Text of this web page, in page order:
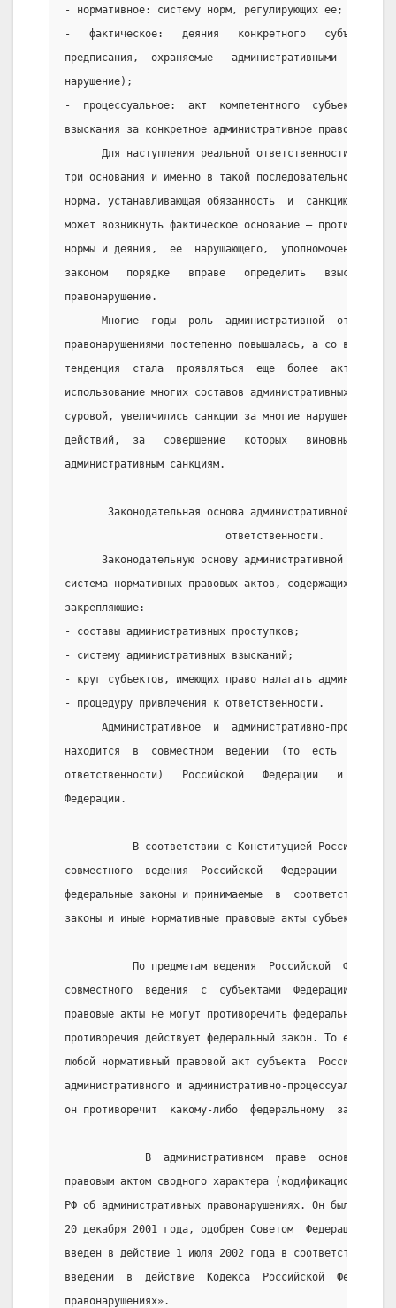
- нормативное: систему норм, регулирующих ее;
-   фактическое:   деяния   конкретного   субъекта,
предписания,  охраняемые   административными
нарушение);
-  процессуальное:  акт  компетентного  субъекта  о
взыскания за конкретное административное
Для наступления реальной ответственности
три основания и именно в такой последовательности.
норма, устанавливающая обязанность  и  санкцию  за
может возникнуть фактическое основание –
нормы и деяния,  ее  нарушающего,  уполномоченный
законом   порядке   вправе   определить   взыскание
правонарушение.
Многие  годы  роль  административной
правонарушениями постепенно повышалась, а со второй
тенденция  стала  проявляться  еще  более  активно.
использование многих составов административных
суровой, увеличились санкции за многие нарушения.
действий,  за   совершение   которых   виновные
административным санкциям.
       Законодательная основа административной
                          ответственности.
Законодательную основу административной
система нормативных правовых актов, содержащих
закрепляющие:
- составы административных проступков;
- систему административных взысканий;
- круг субъектов, имеющих право налагать
- процедуру привлечения к ответственности.
Административное  и  административно-
находится  в  совместном  ведении  (то  есть  в
ответственности)   Российской   Федерации   и
Федерации.
В соответствии с Конституцией Российской
совместного  ведения  Российской   Федерации   и
федеральные законы и принимаемые  в  соответствии  с
законы и иные нормативные правовые акты субъектов
По предметам ведения  Российской
совместного  ведения  с  субъектами  Федерации
правовые акты не могут противоречить федеральным
противоречия действует федеральный закон. То есть,
любой нормативный правовой акт субъекта  Российской
административного и административно-процессуального
он противоречит  какому-либо  федеральному
В  административном  праве  основным
правовым актом сводного характера (кодификационным
РФ об административных правонарушениях. Он был
20 декабря 2001 года, одобрен Советом  Федерации
введен в действие 1 июля 2002 года в соответствии с
введении  в  действие  Кодекса  Российской
правонарушениях».